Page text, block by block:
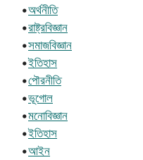
•অর্থনীতি
•রাষ্ট্রবিজ্ঞান
•সমাজবিজ্ঞান
•ইতিহাস
•পৌরনীতি
•ভূগোল
•মনোবিজ্ঞান
•ইতিহাস
•আইন